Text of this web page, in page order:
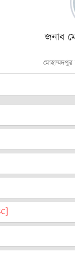
জনাব
মোহাম্মদপুর